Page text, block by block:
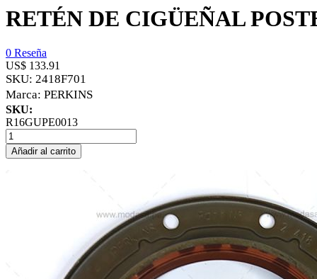
RETÉN DE CIGÜEÑAL
0 Reseña
US$ 133.91
SKU: 2418F701
Marca: PERKINS
SKU:
R16GUPE0013
Añadir al carrito